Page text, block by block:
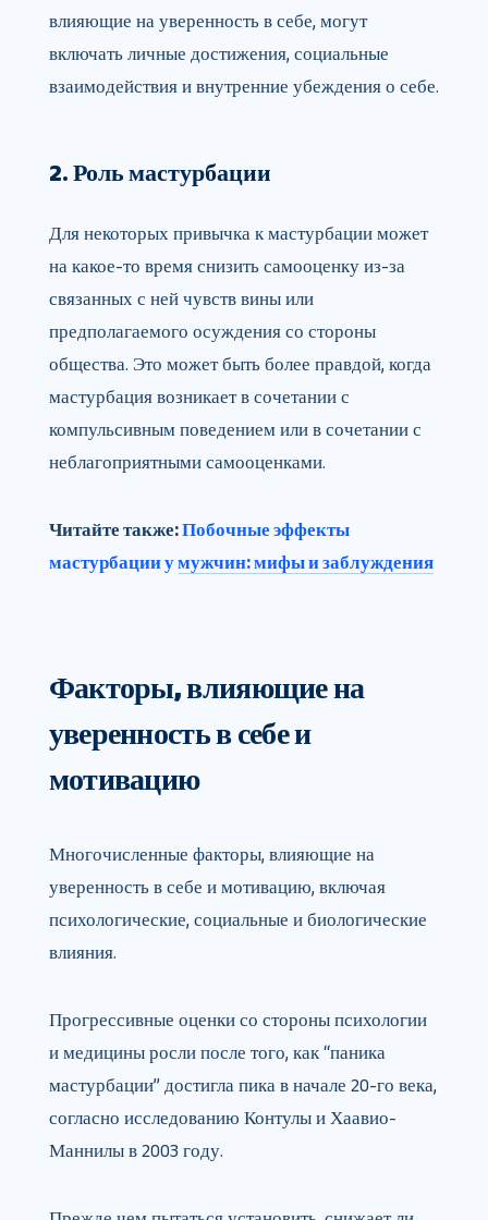
влияющие на уверенность в себе, могут
включать личные достижения, социальные
взаимодействия и внутренние убеждения о себе.
2. Роль мастурбации
Для некоторых привычка к мастурбации может
на какое-то время снизить самооценку из-за
связанных с ней чувств вины или
предполагаемого осуждения со стороны
общества. Это может быть более правдой, когда
мастурбация возникает в сочетании с
компульсивным поведением или в сочетании с
неблагоприятными самооценками.
Читайте также:Побочные эффекты
мастурбации у мужчин: мифы и заблуждения
Факторы, влияющие на
уверенность в себе и
мотивацию
Многочисленные факторы, влияющие на
уверенность в себе и мотивацию, включая
психологические, социальные и биологические
влияния.
Прогрессивные оценки со стороны психологии
и медицины росли после того, как “паника
мастурбации” достигла пика в начале 20-го века,
согласно исследованию Контулы и Хаавио-
Маннилы в 2003 году.